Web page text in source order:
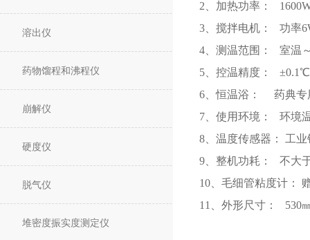
溶出仪
药物馏程和沸程仪
崩解仪
硬度仪
脱气仪
堆密度振实度测定仪
2、加热功率：
3、搅拌电机： 功率
4、测温范围： 室温
5、控温精度：
6、恒温浴： 药典专
7、使用环境： 环境
8、温度传感器： 工
9、整机功耗： 不大
10、毛细管粘度计：
11、外形尺寸： 530